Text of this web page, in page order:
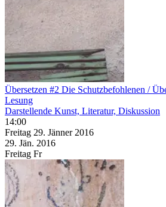
Übersetzen #2 Die Schutzbefohlenen /
Lesung
Darstellende Kunst, Literatur, Diskussion
14:00
Freitag 29. Jänner 2016
29. Jän. 2016
Freitag Fr